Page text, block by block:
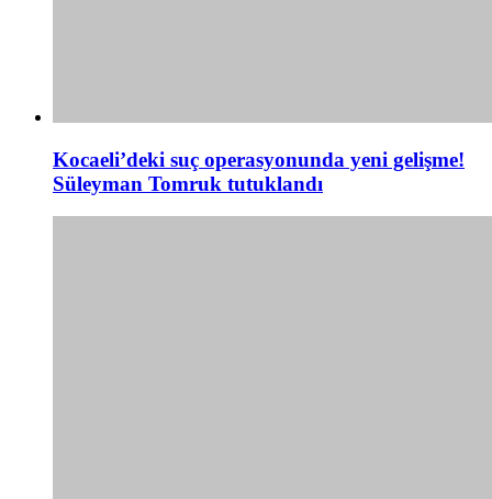
Kocaeli’deki suç operasyonunda yeni gelişme!
Süleyman Tomruk tutuklandı